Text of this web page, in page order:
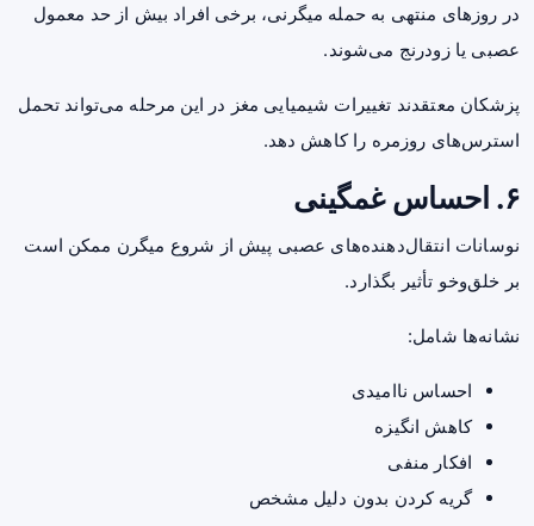
در روزهای منتهی به حمله میگرنی، برخی افراد بیش از حد معمول
عصبی یا زودرنج می‌شوند.
پزشکان معتقدند تغییرات شیمیایی مغز در این مرحله می‌تواند تحمل
استرس‌های روزمره را کاهش دهد.
۶. احساس غمگینی
نوسانات انتقال‌دهنده‌های عصبی پیش از شروع میگرن ممکن است
بر خلق‌وخو تأثیر بگذارد.
نشانه‌ها شامل:
احساس ناامیدی
کاهش انگیزه
افکار منفی
گریه کردن بدون دلیل مشخص